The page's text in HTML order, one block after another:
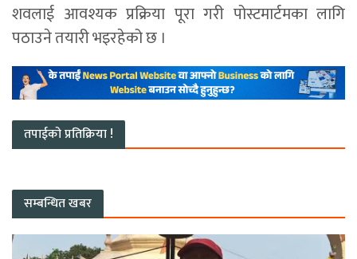
शवलाई आवश्यक प्रक्रिया पूरा गरी पोस्टमार्टमका लागि
पठाउने तयारी भइरहेको छ ।
तपाईको प्रतिक्रिया !
सम्बन्धित खबर